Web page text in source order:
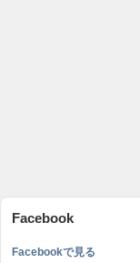
Facebook
Facebookで見る